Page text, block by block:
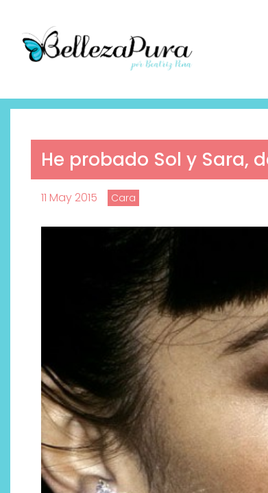
He probado Sol y Sara,
11 May 2015 Cara